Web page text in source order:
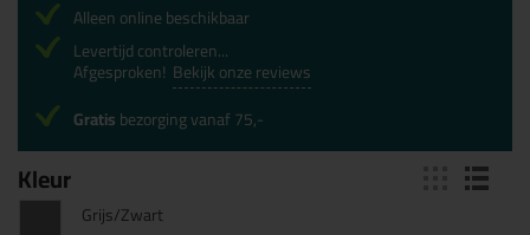
Kleur
Grijs/Zwart
Alleen online beschikbaar
Levertijd controleren...
Afgesproken! Bekijk onze reviews
Gratisbezorging vanaf 75,-